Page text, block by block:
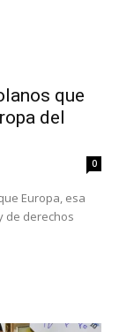
que
del
0
de derechos